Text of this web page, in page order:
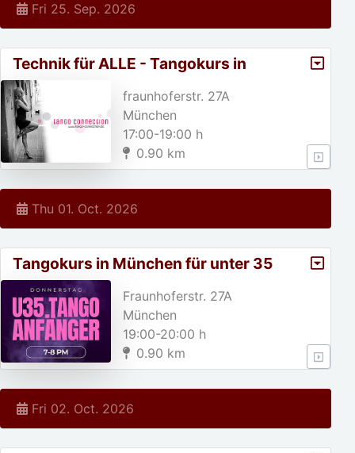
Fri 25. Sep. 2026
Technik für ALLE - Tangokurs in
München
fraunhoferstr. 27A
München
17:00-19:00 h
0.90 km
Thu 01. Oct. 2026
Tangokurs in München für unter 35
jährige!
Fraunhoferstr. 27A
München
19:00-20:00 h
0.90 km
Fri 02. Oct. 2026